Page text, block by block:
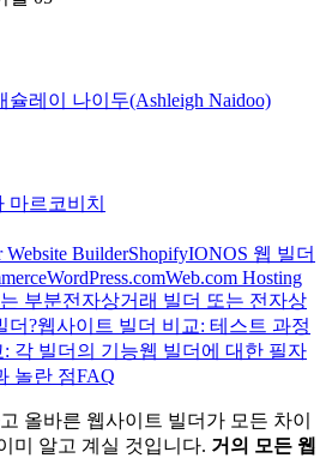
슐레이 나이두(Ashleigh Naidoo)
마르코비치
Website BuilderShopifyIONOS 웹 빌더
WordPress.comWeb.com Hosting
부분전자상거래 빌더 또는 전자상
더?웹사이트 빌더 비교: 테스트 과정
각 빌더의 기능웹 빌더에 대한 필자
놀란 점FAQ
올바른 웹사이트 빌더가 모든 차이
미 알고 계실 것입니다. 거의 모든 웹